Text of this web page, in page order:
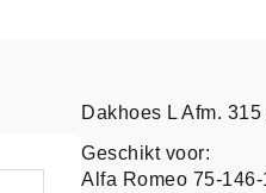
Dakhoes L Afm.
Geschikt voor:
Alfa Romeo 75-